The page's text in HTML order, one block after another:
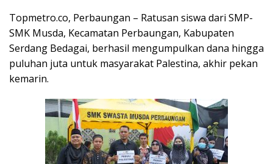
Topmetro.co, Perbaungan – Ratusan siswa dari SMP-
SMK Musda, Kecamatan Perbaungan, Kabupaten
Serdang Bedagai, berhasil mengumpulkan dana hingga
puluhan juta untuk masyarakat Palestina, akhir pekan
kemarin.